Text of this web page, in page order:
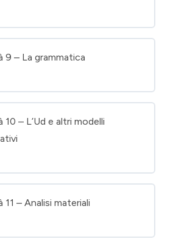
9 – La grammatica
10 – L’Ud e altri modelli
11 – Analisi materiali